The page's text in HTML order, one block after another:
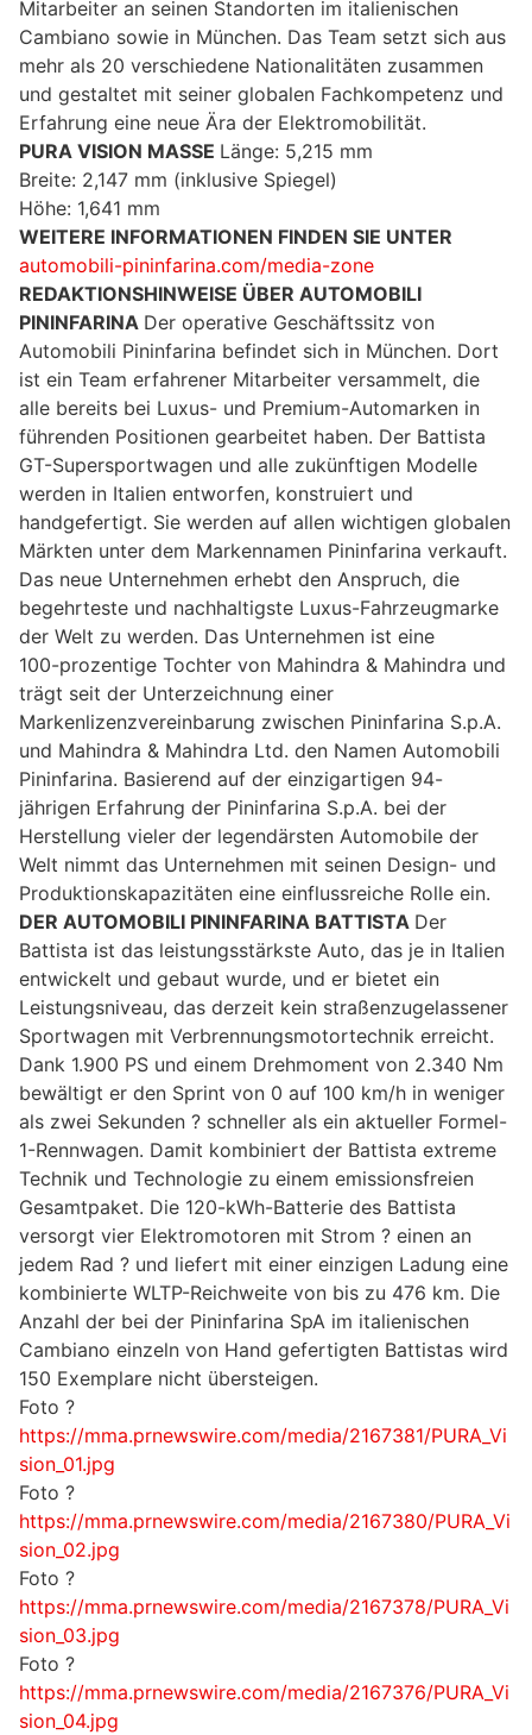
Mitarbeiter an seinen Standorten im italienischen
Cambiano sowie in München. Das Team setzt sich aus
mehr als 20 verschiedene Nationalitäten zusammen
und gestaltet mit seiner globalen Fachkompetenz und
Erfahrung eine neue Ära der Elektromobilität.
PURA VISION MASSE Länge: 5,215 mm
Breite: 2,147 mm (inklusive Spiegel)
Höhe: 1,641 mm
WEITERE INFORMATIONEN FINDEN SIE UNTER
automobili-pininfarina.com/media-zone
REDAKTIONSHINWEISE ÜBER AUTOMOBILI
PININFARINA Der operative Geschäftssitz von
Automobili Pininfarina befindet sich in München. Dort
ist ein Team erfahrener Mitarbeiter versammelt, die
alle bereits bei Luxus- und Premium-Automarken in
führenden Positionen gearbeitet haben. Der Battista
GT-Supersportwagen und alle zukünftigen Modelle
werden in Italien entworfen, konstruiert und
handgefertigt. Sie werden auf allen wichtigen globalen
Märkten unter dem Markennamen Pininfarina verkauft.
Das neue Unternehmen erhebt den Anspruch, die
begehrteste und nachhaltigste Luxus-Fahrzeugmarke
der Welt zu werden. Das Unternehmen ist eine
100-prozentige Tochter von Mahindra & Mahindra und
trägt seit der Unterzeichnung einer
Markenlizenzvereinbarung zwischen Pininfarina S.p.A.
und Mahindra & Mahindra Ltd. den Namen Automobili
Pininfarina. Basierend auf der einzigartigen 94-
jährigen Erfahrung der Pininfarina S.p.A. bei der
Herstellung vieler der legendärsten Automobile der
Welt nimmt das Unternehmen mit seinen Design- und
Produktionskapazitäten eine einflussreiche Rolle ein.
DER AUTOMOBILI PININFARINA BATTISTA Der
Battista ist das leistungsstärkste Auto, das je in Italien
entwickelt und gebaut wurde, und er bietet ein
Leistungsniveau, das derzeit kein straßenzugelassener
Sportwagen mit Verbrennungsmotortechnik erreicht.
Dank 1.900 PS und einem Drehmoment von 2.340 Nm
bewältigt er den Sprint von 0 auf 100 km/h in weniger
als zwei Sekunden ? schneller als ein aktueller Formel-
1-Rennwagen. Damit kombiniert der Battista extreme
Technik und Technologie zu einem emissionsfreien
Gesamtpaket. Die 120-kWh-Batterie des Battista
versorgt vier Elektromotoren mit Strom ? einen an
jedem Rad ? und liefert mit einer einzigen Ladung eine
kombinierte WLTP-Reichweite von bis zu 476 km. Die
Anzahl der bei der Pininfarina SpA im italienischen
Cambiano einzeln von Hand gefertigten Battistas wird
150 Exemplare nicht übersteigen.
Foto ?
https://mma.prnewswire.com/media/2167381/PURA_Vi
sion_01.jpg
Foto ?
https://mma.prnewswire.com/media/2167380/PURA_Vi
sion_02.jpg
Foto ?
https://mma.prnewswire.com/media/2167378/PURA_Vi
sion_03.jpg
Foto ?
https://mma.prnewswire.com/media/2167376/PURA_Vi
sion_04.jpg